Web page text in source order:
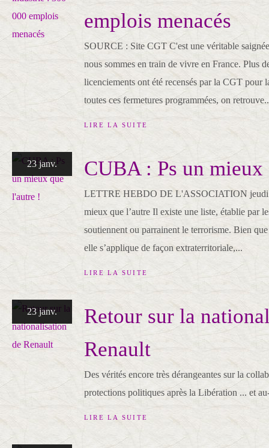
emplois menacés
SOURCE : Site CGT C'est une véritable
nous sommes en train de vivre en France. Plus
licenciements ont été recensés par la CGT pour
toutes ces fermetures programmées, on
LIRE LA SUITE
23 janv. CUBA : Ps un
LETTRE HEBDO DE L'ASSOCIATION jeudi
mieux que l’autre Il existe une liste, établie par
soutiennent ou parrainent le terrorisme. Bien
elle s’applique de façon extraterritoriale,...
LIRE LA SUITE
23 janv.
Retour sur la
Renault
Des vérités encore très dérangeantes sur la
protections politiques après la Libération ... et
LIRE LA SUITE